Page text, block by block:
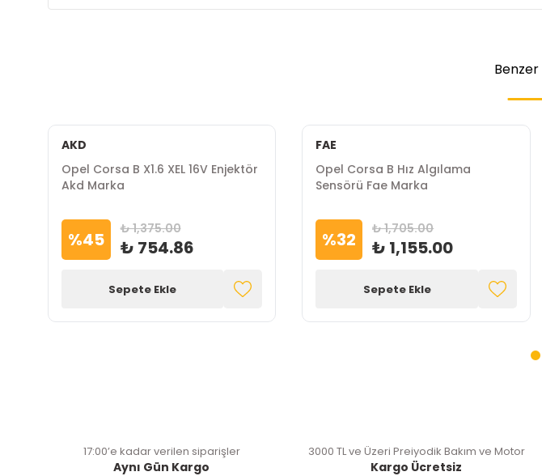
Benzer
AKD
Opel Corsa B X1.6 XEL 16V Enjektör
Akd Marka
%45 ₺ 1,375.00
₺ 754.86
Sepete Ekle
FAE
Opel Corsa B Hız Algılama
Sensörü Fae Marka
%32 ₺ 1,705.00
₺ 1,155.00
Sepete Ekle
17:00’e kadar verilen siparişler
Aynı Gün Kargo
3000 TL ve Üzeri Preiyodik Bakım ve Motor
Kargo Ücretsiz